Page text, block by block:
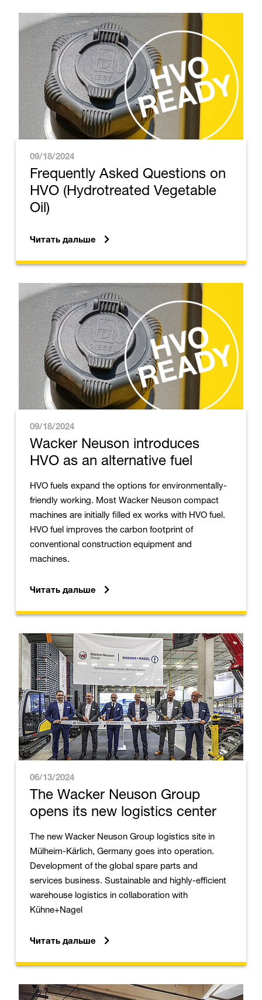
09/18/2024
Frequently Asked Questions on
HVO (Hydrotreated Vegetable
Oil)
Читать дальше
09/18/2024
Wacker Neuson introduces
HVO as an alternative fuel
HVO fuels expand the options for environmentally-
friendly working. Most Wacker Neuson compact
machines are initially filled ex works with HVO fuel.
HVO fuel improves the carbon footprint of
conventional construction equipment and
machines.
Читать дальше
06/13/2024
The Wacker Neuson Group
opens its new logistics center
The new Wacker Neuson Group logistics site in
Mülheim-Kärlich, Germany goes into operation.
Development of the global spare parts and
services business. Sustainable and highly-efficient
warehouse logistics in collaboration with
Kühne+Nagel
Читать дальше